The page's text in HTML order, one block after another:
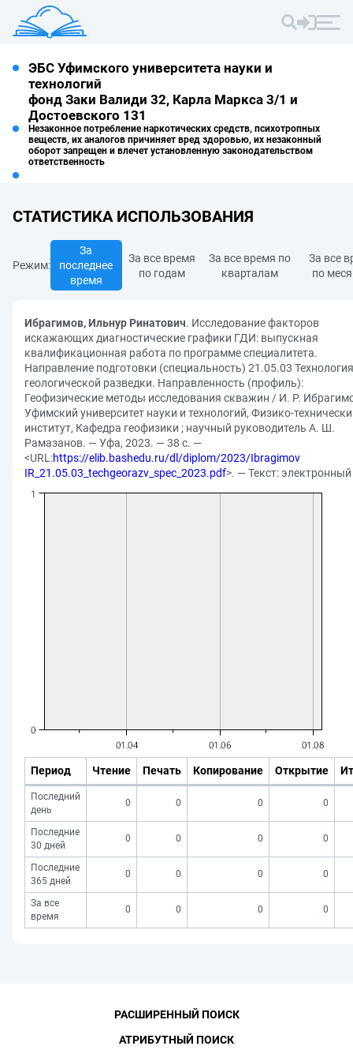
ЭБС Уфимского университета науки и
технологий
фонд Заки Валиди 32, Карла Маркса 3/1 и
Достоевского 131
Незаконное потребление наркотических средств, психотропных
веществ, их аналогов причиняет вред здоровью, их незаконный
оборот запрещен и влечет установленную законодательством
ответственность
СТАТИСТИКА ИСПОЛЬЗОВАНИЯ
Режим:
За
последнее
время
За все время
по годам
За все время по
кварталам
За все
по
Ибрагимов, Ильнур Ринатович. Исследование факторов
искажающих диагностические графики ГДИ: выпускная
квалификационная работа по программе специалитета.
Направление подготовки (специальность) 21.05.03 Технология
геологической разведки. Направленность (профиль):
Геофизические методы исследования скважин / И. Р.
Уфимский университет науки и технологий, Физико-
институт, Кафедра геофизики ; научный руководитель А. Ш.
Рамазанов. — Уфа, 2023. — 38 с. —
<URL:https://elib.bashedu.ru/dl/diplom/2023/Ibragimov
IR_21.05.03_techgeorazv_spec_2023.pdf>. — Текст: электронный
Период Чтение Печать Копирование Открытие
Последний
день
0 0 0 0
Последние
30 дней
0 0 0 0
Последние
365 дней
0 0 0 0
За все
время
0 0 0 0
РАСШИРЕННЫЙ ПОИСК
АТРИБУТНЫЙ ПОИСК